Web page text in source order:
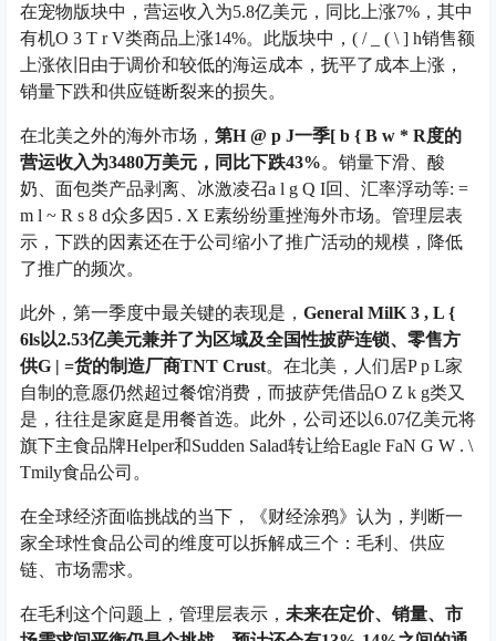
在宠物版块中，营运收入为5.8亿美元，同比上涨7%，其中
有机O 3 T r V类商品上涨14%。此版块中， ( / _ ( \ ] h销售额
上涨依旧由于调价和较低的海运成本，抚平了成本上涨，
销量下跌和供应链断裂来的损失。
在北美之外的海外市场， 第H @ p J一季[ b { B w * R度的
营运收入为3480万美元，同比下跌43%。销量下滑、酸
奶、面包类产品剥离、冰激凌召a l g Q I回、汇率浮动等: =
m l ~ R s 8 d众多因 5 . X E素纷纷重挫海外市场。管理层表
示，下跌的因素还在于公司缩小了推广活动的规模，降低
了推广的频次。
此外，第一季度中最关键的表现是， General MilK 3 , L {
6ls以2.53亿美元兼并了为区域及全国性披萨连锁、零售方
供G | =货的制造厂商TNT Crust。在北美，人们居P p L家
自制的意愿仍然超过餐馆消费，而披萨凭借品O Z k g类又
是，往往是家庭是用餐首选。此外，公司还以6.07亿美元将
旗下主食品牌Helper和Sudden Salad转让给Eagle FaN G W . \
Tmily食品公司。
在全球经济面临挑战的当下，《财经涂鸦》认为，判断一
家全球性食品公司的维度可以拆解成三个：毛利、供应
链、市场需求。
在毛利这个问题上，管理层表示， 未来在定价、销量、市